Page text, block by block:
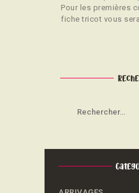
Pour les premières
fiche tricot vous